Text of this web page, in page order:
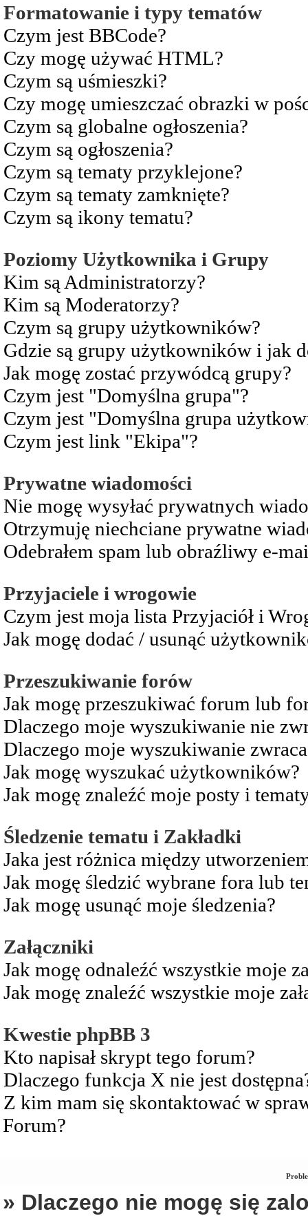
Formatowanie i typy tematów
Czym jest BBCode?
Czy mogę używać HTML?
Czym są uśmieszki?
Czy mogę umieszczać obrazki w
Czym są globalne ogłoszenia?
Czym są ogłoszenia?
Czym są tematy przyklejone?
Czym są tematy zamknięte?
Czym są ikony tematu?
Poziomy Użytkownika i Grupy
Kim są Administratorzy?
Kim są Moderatorzy?
Czym są grupy użytkowników?
Gdzie są grupy użytkowników i jak
Jak mogę zostać przywódcą grupy?
Czym jest "Domyślna grupa"?
Czym jest "Domyślna grupa
Czym jest link "Ekipa"?
Prywatne wiadomości
Nie mogę wysyłać prywatnych
Otrzymuję niechciane prywatne
Odebrałem spam lub obraźliwy e-
Przyjaciele i wrogowie
Czym jest moja lista Przyjaciół i
Jak mogę dodać / usunąć
Przeszukiwanie forów
Jak mogę przeszukiwać forum lub
Dlaczego moje wyszukiwanie nie
Dlaczego moje wyszukiwanie
Jak mogę wyszukać użytkowników?
Jak mogę znaleźć moje posty i
Śledzenie tematu i Zakładki
Jaka jest różnica między
Jak mogę śledzić wybrane fora lub
Jak mogę usunąć moje śledzenia?
Załączniki
Jak mogę odnaleźć wszystkie moje
Jak mogę znaleźć wszystkie moje
Kwestie phpBB 3
Kto napisał skrypt tego forum?
Dlaczego funkcja X nie jest
Z kim mam się skontaktować w
Forum?
» Dlaczego nie mogę się